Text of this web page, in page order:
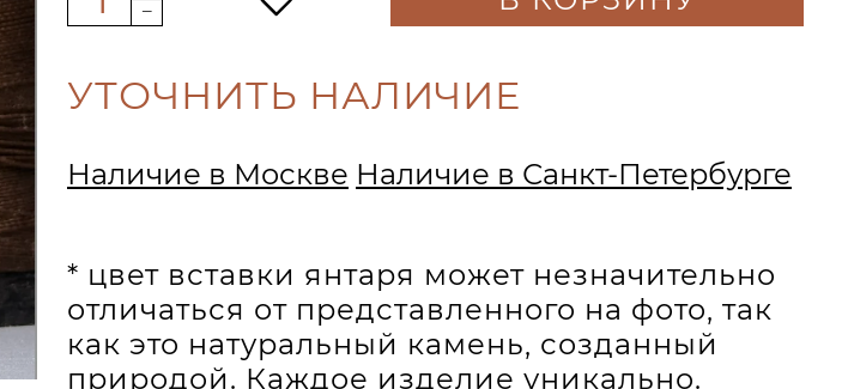
* цвет вставки янтаря может незначительно
отличаться от представленного на фото, так
как это натуральный камень, созданный
природой. Каждое изделие уникально.
УТОЧНИТЬ НАЛИЧИЕ
Наличие в Москве Наличие в Санкт-Петербурге